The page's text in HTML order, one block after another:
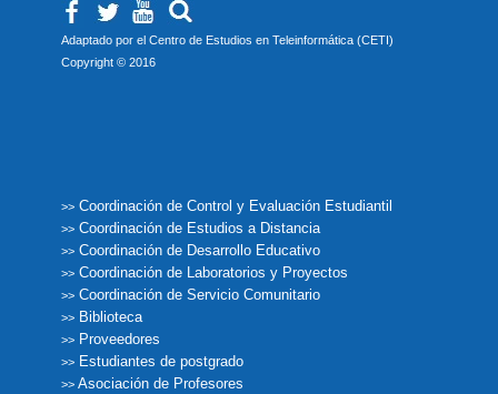
Adaptado por el Centro de Estudios en Teleinformática (CETI)
Copyright © 2016
>> Coordinación de Control y Evaluación Estudiantil
>> Coordinación de Estudios a Distancia
>> Coordinación de Desarrollo Educativo
>> Coordinación de Laboratorios y Proyectos
>> Coordinación de Servicio Comunitario
>> Biblioteca
>> Proveedores
>> Estudiantes de postgrado
>> Asociación de Profesores